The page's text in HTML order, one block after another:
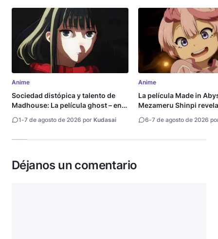
Anime
Sociedad distópica y talento de
Madhouse: La película ghost – end
1-7 de agosto de 2026 por Kudasai
Anime
La película Made in
Mezameru Shinpi
6-7 de agosto de 2026
Déjanos un comentario